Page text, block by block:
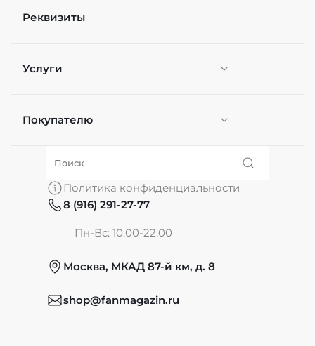
Реквизиты
Услуги
Персонификация
Покупателю
О нас
Обмен и возврат
Политика конфиденциальности
8 (916) 291-27-77
Пн-Вс: 10:00-22:00
Москва, МКАД 87-й км, д. 8
shop@fanmagazin.ru